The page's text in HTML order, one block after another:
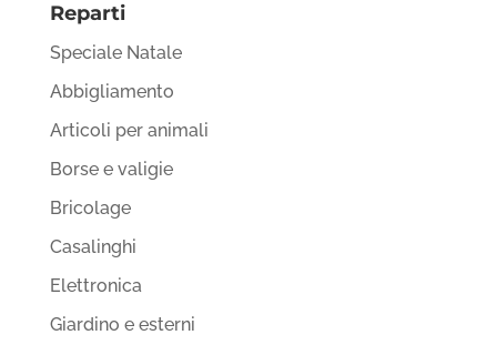
Reparti
Speciale Natale
Abbigliamento
Articoli per animali
Borse e valigie
Bricolage
Casalinghi
Elettronica
Giardino e esterni